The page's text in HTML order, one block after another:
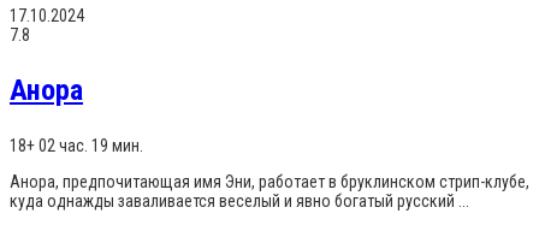
17.10.2024
7.8
Анора
18+02 час. 19 мин.
Анора, предпочитающая имя Эни, работает в бруклинском стрип-клубе,
куда однажды заваливается веселый и явно богатый русский ...